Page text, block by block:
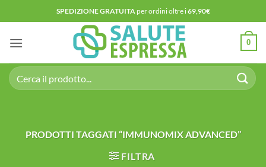
ai
contenuti
SPEDIZIONE GRATUITAper ordini oltre i69,90€
0
Cerca:
PRODOTTI TAGGATI “IMMUNOMIX ADVANCED”
FILTRA